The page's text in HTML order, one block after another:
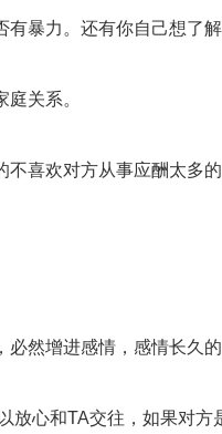
暴力。还有你自己想了解
关系。
喜欢对方从事应酬太多
然增进感情，感情长久的
心和TA交往，如果对方